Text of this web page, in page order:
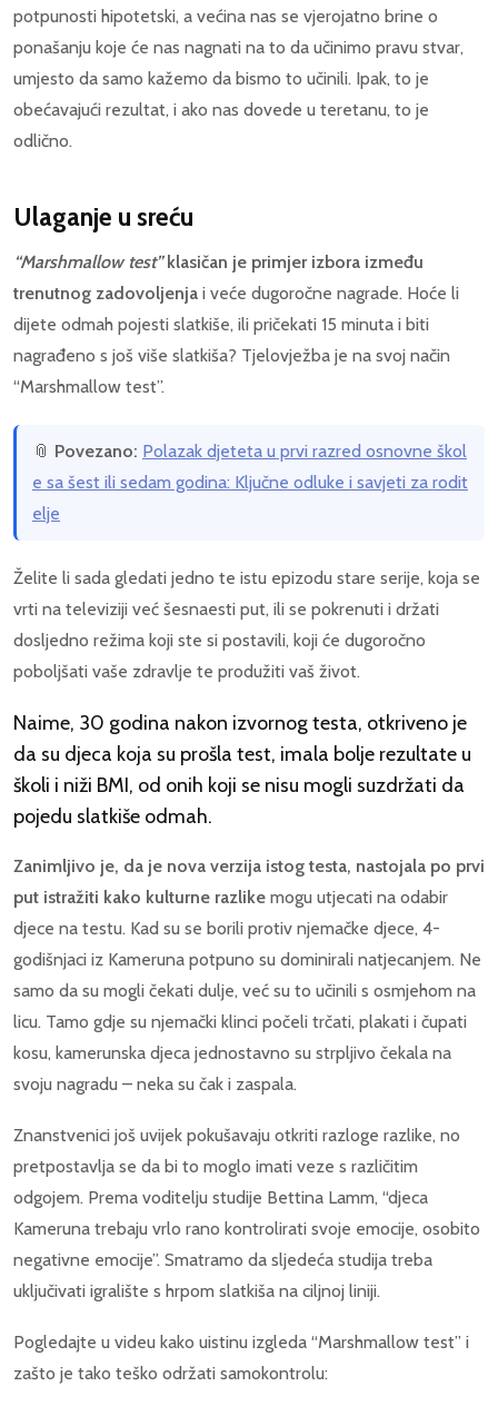
potpunosti hipotetski, a većina nas se vjerojatno brine o
ponašanju koje će nas nagnati na to da učinimo pravu stvar,
umjesto da samo kažemo da bismo to učinili. Ipak, to je
obećavajući rezultat, i ako nas dovede u teretanu, to je
odlično.
Ulaganje u sreću
“Marshmallow test”klasičan je primjer izbora između
trenutnog zadovoljenja i veće dugoročne nagrade. Hoće li
dijete odmah pojesti slatkiše, ili pričekati 15 minuta i biti
nagrađeno s još više slatkiša? Tjelovježba je na svoj način
“Marshmallow test”.
📎 Povezano: Polazak djeteta u prvi razred osnovne škol
e sa šest ili sedam godina: Ključne odluke i savjeti za rodit
elje
Želite li sada gledati jedno te istu epizodu stare serije, koja se
vrti na televiziji već šesnaesti put, ili se pokrenuti i držati
dosljedno režima koji ste si postavili, koji će dugoročno
poboljšati vaše zdravlje te produžiti vaš život.
Naime, 30 godina nakon izvornog testa, otkriveno je
da su djeca koja su prošla test, imala bolje rezultate u
školi i niži BMI, od onih koji se nisu mogli suzdržati da
pojedu slatkiše odmah.
Zanimljivo je, da je nova verzija istog testa, nastojala po prvi
put istražiti kako kulturne razlike mogu utjecati na odabir
djece na testu. Kad su se borili protiv njemačke djece, 4-
godišnjaci iz Kameruna potpuno su dominirali natjecanjem. Ne
samo da su mogli čekati dulje, već su to učinili s osmjehom na
licu. Tamo gdje su njemački klinci počeli trčati, plakati i čupati
kosu, kamerunska djeca jednostavno su strpljivo čekala na
svoju nagradu – neka su čak i zaspala.
Znanstvenici još uvijek pokušavaju otkriti razloge razlike, no
pretpostavlja se da bi to moglo imati veze s različitim
odgojem. Prema voditelju studije Bettina Lamm, “djeca
Kameruna trebaju vrlo rano kontrolirati svoje emocije, osobito
negativne emocije”. Smatramo da sljedeća studija treba
uključivati ​​igralište s hrpom slatkiša na ciljnoj liniji.
Pogledajte u videu kako uistinu izgleda “Marshmallow test” i
zašto je tako teško održati samokontrolu: